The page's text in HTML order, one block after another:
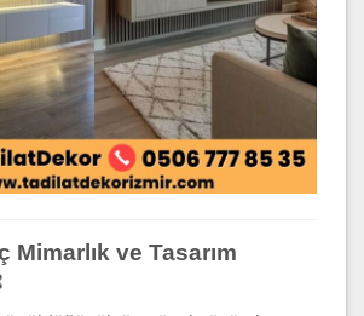
Mimarlık ve Tasarım